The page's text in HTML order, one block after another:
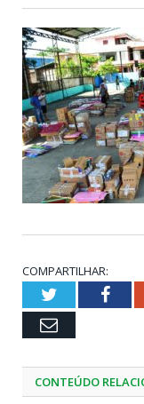
COMPARTILHAR:
Twitter
Email
CONTEÚDO